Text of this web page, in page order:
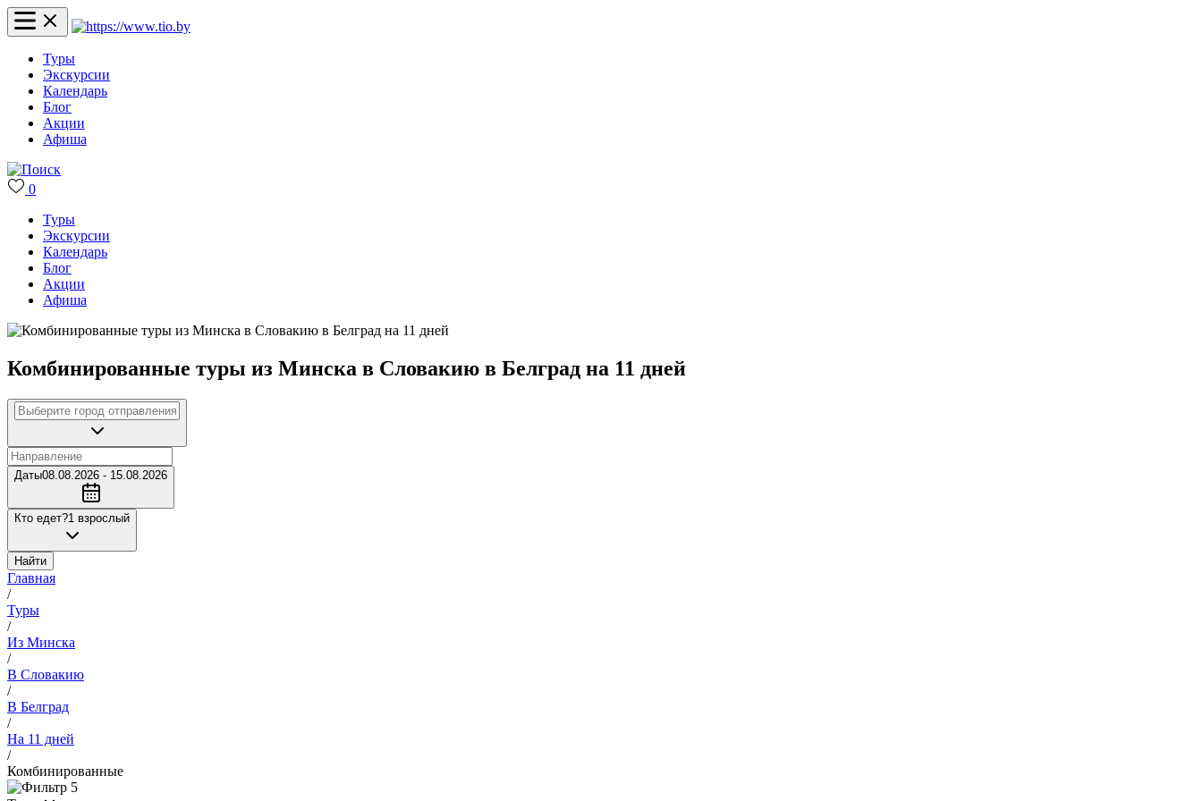
Туры
Экскурсии
Календарь
Блог
Акции
Афиша
0
Туры
Экскурсии
Календарь
Блог
Акции
Афиша
Комбинированные туры из Минска в Словакию в Белград на 11 дней
Даты08.08.2026 - 15.08.2026
Кто едет?1 взрослый
Найти
Главная
/
Туры
/
Из Минска
/
В Словакию
/
В Белград
/
На 11 дней
/
Комбинированные
5